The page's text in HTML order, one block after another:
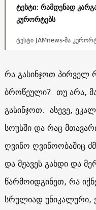
ტესტი: რამდენად
კურორტებს
ტესტი JAMnews-მა
რა გასინჯოთ პირველ
ბროწეული? თუ არა,
გასინჯოთ. ასევე,
სოუსში და რაც
ღვინო ღვინოობაშიც
და მჟავეს გახდი და
წარმოიდგინეთ, რა
სრულიად უნიკალური,